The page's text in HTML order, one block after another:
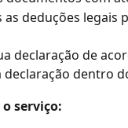
as deduções
declaração de
declaração dentro
serviço: